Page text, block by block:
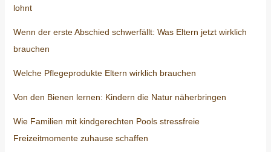
lohnt
Wenn der erste Abschied schwerfällt: Was Eltern jetzt wirklich
brauchen
Welche Pflegeprodukte Eltern wirklich brauchen
Von den Bienen lernen: Kindern die Natur näherbringen
Wie Familien mit kindgerechten Pools stressfreie
Freizeitmomente zuhause schaffen